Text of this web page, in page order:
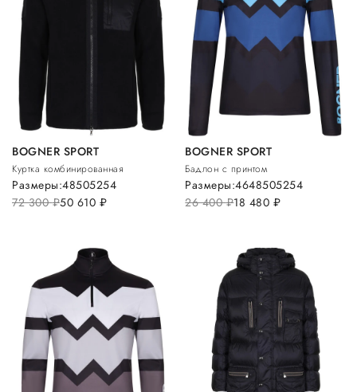
BOGNER SPORT
Куртка комбинированная
72 300руб.50 610 руб.
Размеры:48505254
BOGNER SPORT
Бадлон с принтом
26 400руб.18 480 руб.
Размеры:4648505254